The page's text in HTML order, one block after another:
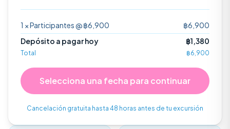
1 ×Participantes@ ฿6,900 ฿6,900
Depósito a pagar hoy
฿1,380
Total ฿6,900
Selecciona una fecha para continuar
Cancelación gratuita hasta 48 horas antes de tu excursión
GOLFO DE TAILANDIA
Perfecto para principiantes sin experiencia.